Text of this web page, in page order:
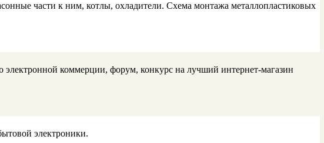
части к ним, котлы, охладители. Схема монтажа металлопластиковых
коммерции, форум, конкурс на лучший интернет-магазин
электроники.